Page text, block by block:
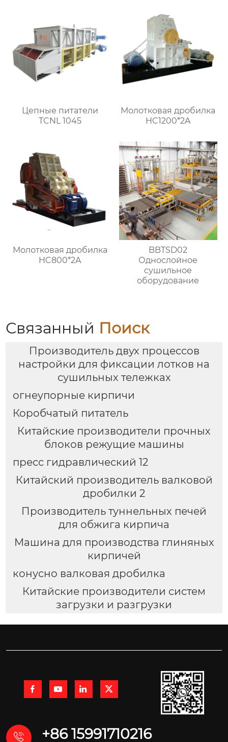
Цепные питатели
TCNL 1045
Молотковая дробилка
HC1200*2A
Молотковая дробилка
HC800*2A
BBTSD02
Однослойное
сушильное
оборудование
Связанный Поиск
Производитель двух процессов
настройки для фиксации лотков на
сушильных тележках
огнеупорные кирпичи
Коробчатый питатель
Китайские производители прочных
блоков режущие машины
пресс гидравлический 12
Китайский производитель валковой
дробилки 2
Производитель туннельных печей
для обжига кирпича
Машина для производства глиняных
кирпичей
конусно валковая дробилка
Китайские производители систем
загрузки и разгрузки
   
 +86 15991710216